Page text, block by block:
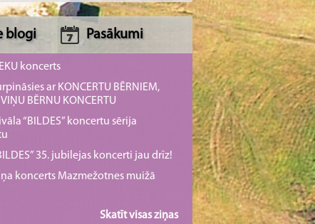
blogi Pasākumi
koncerts
ar KONCERTU BĒRNIEM,
BĒRNU KONCERTU
“BILDES” koncertu sērija
35. jubilejas koncerti jau drīz!
koncerts Mazmežotnes muižā
Skatīt visas ziņas